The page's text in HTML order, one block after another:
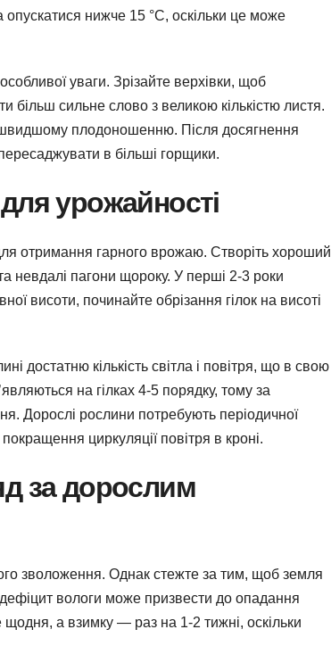
нижче 15 °C, оскільки це може
уваги. Зрізайте верхівки, щоб
сильне слово з великою кількістю листя.
плодоношенню. Після досягнення
в більші горщики.
урожайності
отримання гарного врожаю. Створіть хороший
невдалі пагони щороку. У перші 2-3 роки
висоти, починайте обрізання гілок на висоті
достатню кількість світла і повітря, що в свою
на гілках 4-5 порядку, тому за
Дорослі рослини потребують періодичної
циркуляції повітря в кроні.
за дорослим
зволоження. Однак стежте за тим, щоб земля
вологи може призвести до опадання
щодня, а взимку — раз на 1-2 тижні, оскільки